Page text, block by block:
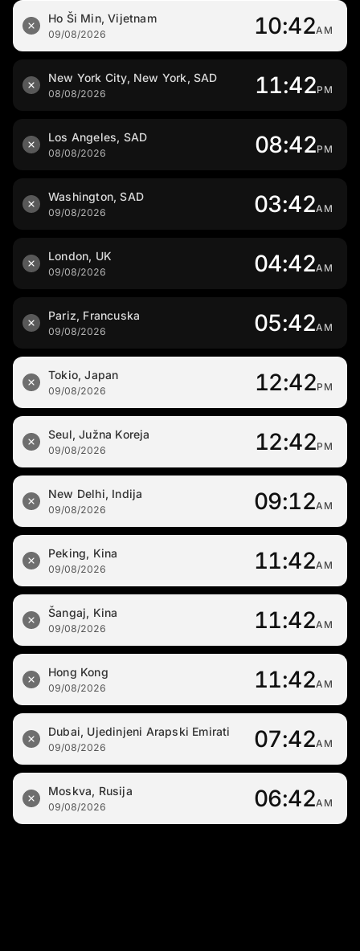
Ho Ši Min, Vijetnam 10:42AM
09/08/2026
New York City, New York, SAD 11:42PM
08/08/2026
Los Angeles, SAD 08:42PM
08/08/2026
Washington, SAD 03:42AM
09/08/2026
London, UK 04:42AM
09/08/2026
Pariz, Francuska 05:42AM
09/08/2026
Tokio, Japan 12:42PM
09/08/2026
Seul, Južna Koreja 12:42PM
09/08/2026
New Delhi, Indija 09:12AM
09/08/2026
Peking, Kina 11:42AM
09/08/2026
Šangaj, Kina 11:42AM
09/08/2026
Hong Kong 11:42AM
09/08/2026
Dubai, Ujedinjeni Arapski Emirati 07:42AM
09/08/2026
Moskva, Rusija 06:42AM
09/08/2026